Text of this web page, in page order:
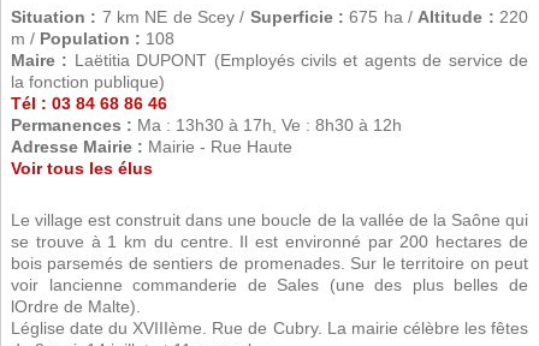
Situation : 7 km NE de Scey / Superficie : 675 ha / Altitude : 220
m / Population : 108
Maire : Laëtitia DUPONT (Employés civils et agents de service de
la fonction publique)
Tél : 03 84 68 86 46
Permanences : Ma : 13h30 à 17h, Ve : 8h30 à 12h
Adresse Mairie : Mairie - Rue Haute
Voir tous les élus
Le village est construit dans une boucle de la vallée de la Saône qui
se trouve à 1 km du centre. Il est environné par 200 hectares de
bois parsemés de sentiers de promenades. Sur le territoire on peut
voir lancienne commanderie de Sales (une des plus belles de
lOrdre de Malte).
Léglise date du XVIIIème. Rue de Cubry. La mairie célèbre les fêtes